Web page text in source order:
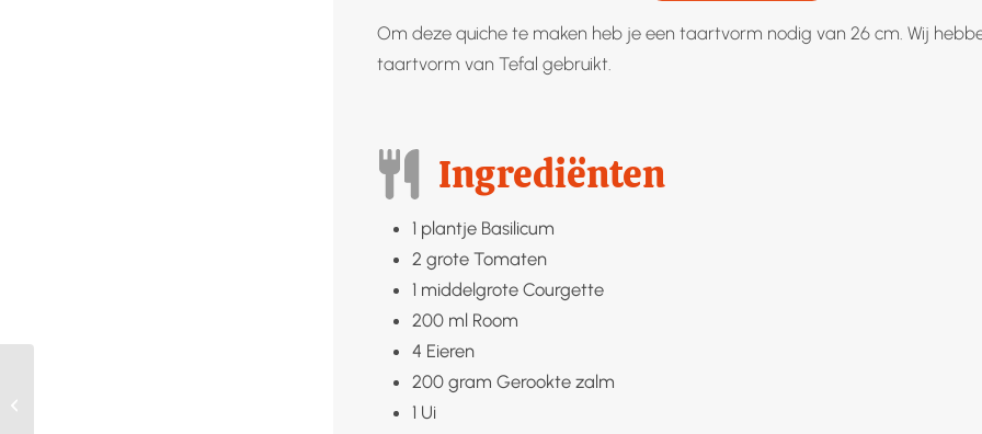
Om deze quiche te maken heb je een taartvorm nodig van 26 cm. Wij
taartvorm van Tefal gebruikt.
Ingrediënten
1 plantje Basilicum
2 grote Tomaten
1 middelgrote Courgette
200 ml Room
4 Eieren
200 gram Gerookte zalm
1 Ui